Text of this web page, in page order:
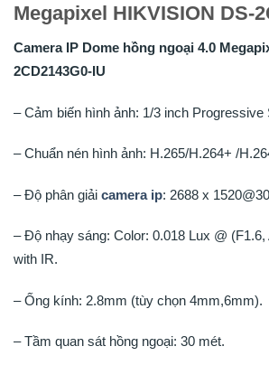
Megapixel HIKVISION DS-
Camera IP Dome hồng ngoại 4.0
2CD2143G0-IU
– Cảm biến hình ảnh: 1/3 inch Progressive
– Chuẩn nén hình ảnh: H.265/H.264+ /
– Độ phân giải camera ip: 2688 x
– Độ nhạy sáng: Color: 0.018 Lux @
with IR.
– Ống kính: 2.8mm (tùy chọn 4mm,6mm).
– Tầm quan sát hồng ngoại: 30 mét.